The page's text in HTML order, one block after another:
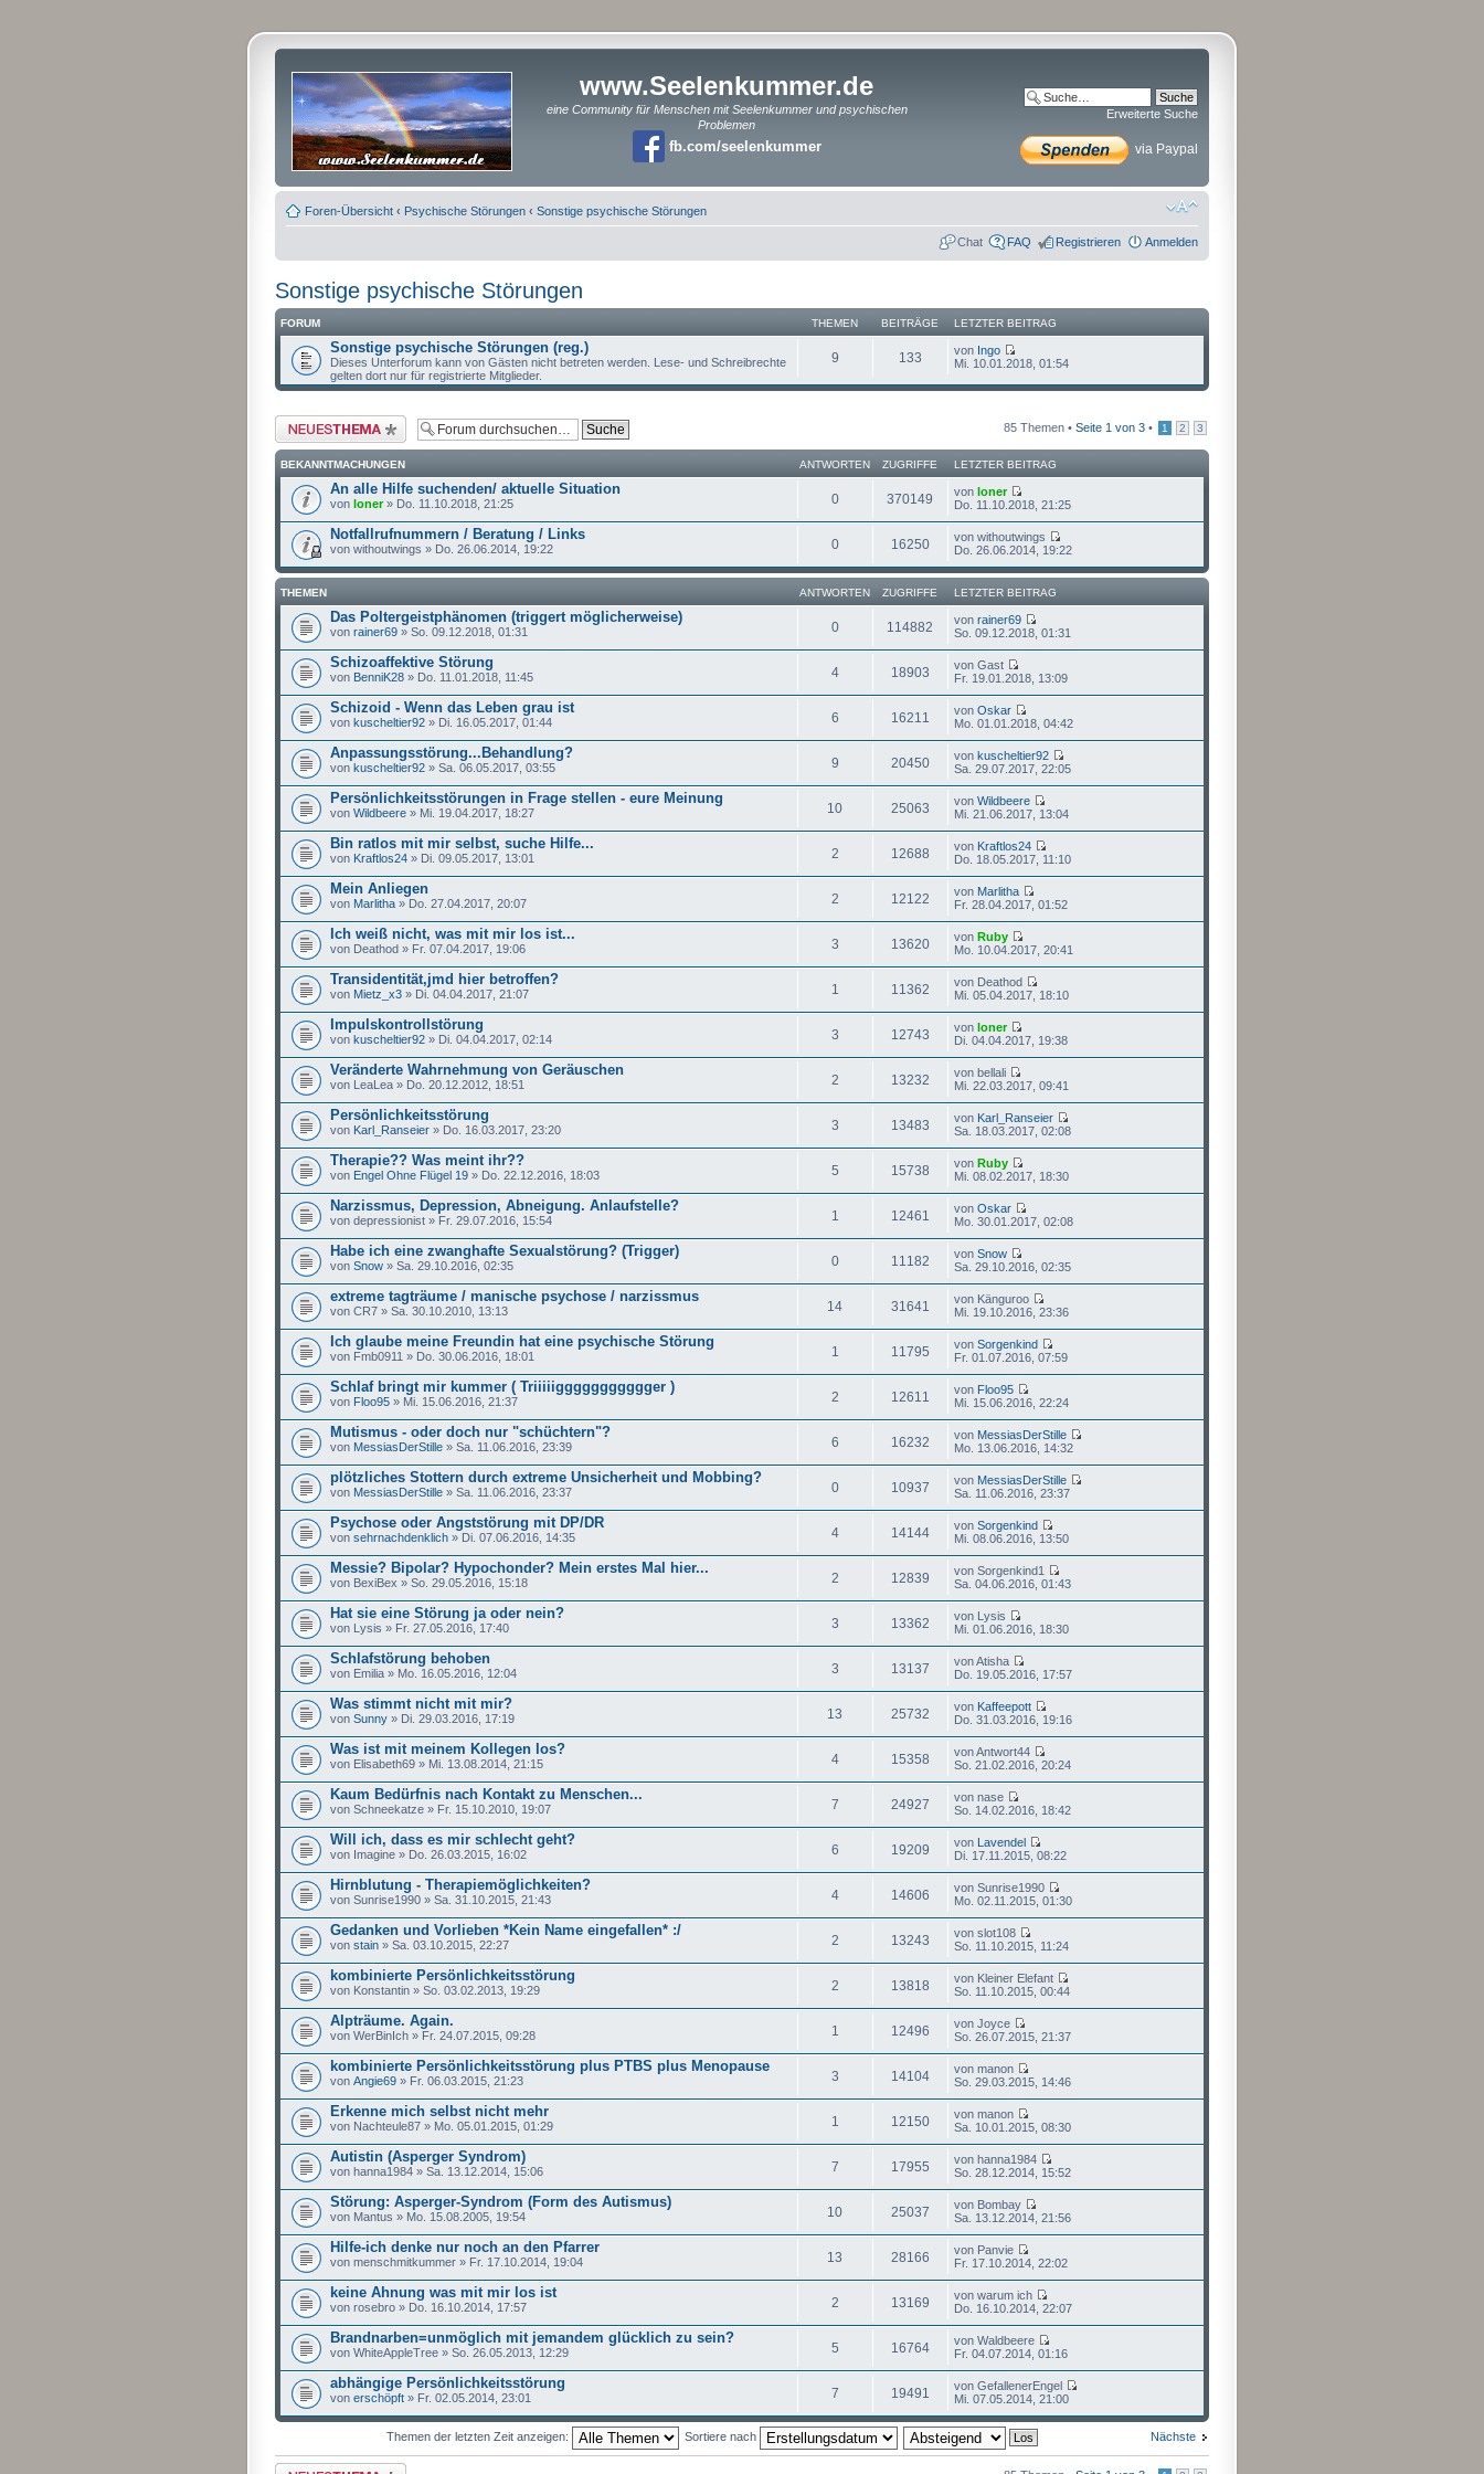
www.Seelenkummer.de
eine Community für Menschen mit Seelenkummer und psychischen
Problemen
fb.com/seelenkummer
Erweiterte Suche
via Paypal
Foren-Übersicht ‹ Psychische Störungen ‹ Sonstige psychische Störungen
Chat FAQ Registrieren Anmelden
Sonstige psychische Störungen
FORUM THEMEN BEITRÄGE LETZTER BEITRAG
Sonstige psychische Störungen (reg.)
Dieses Unterforum kann von Gästen nicht betreten werden. Lese- und Schreibrechte
gelten dort nur für registrierte Mitglieder.
9 133 von Ingo
Mi. 10.01.2018, 01:54
Neues Thema erstellen 85 Themen • Seite 1 von 3 • 1 2 3
BEKANNTMACHUNGEN ANTWORTEN ZUGRIFFE LETZTER BEITRAG
An alle Hilfe suchenden/ aktuelle Situation
von loner» Do. 11.10.2018, 21:25 0 370149 von loner
Do. 11.10.2018, 21:25
Notfallrufnummern / Beratung / Links
von withoutwings » Do. 26.06.2014, 19:22 0 16250
von withoutwings
Do. 26.06.2014, 19:22
THEMEN ANTWORTEN ZUGRIFFE LETZTER BEITRAG
Das Poltergeistphänomen (triggert möglicherweise)
von rainer69 » So. 09.12.2018, 01:31 0 114882 von rainer69
So. 09.12.2018, 01:31
Schizoaffektive Störung
von BenniK28 » Do. 11.01.2018, 11:45 4 18903
von Gast
Fr. 19.01.2018, 13:09
Schizoid - Wenn das Leben grau ist
von kuscheltier92 » Di. 16.05.2017, 01:44 6 16211 von Oskar
Mo. 01.01.2018, 04:42
Anpassungsstörung...Behandlung?
von kuscheltier92 » Sa. 06.05.2017, 03:55 9 20450 von kuscheltier92
Sa. 29.07.2017, 22:05
Persönlichkeitsstörungen in Frage stellen - eure Meinung
von Wildbeere » Mi. 19.04.2017, 18:27 10 25063 von Wildbeere
Mi. 21.06.2017, 13:04
Bin ratlos mit mir selbst, suche Hilfe...
von Kraftlos24 » Di. 09.05.2017, 13:01 2 12688 von Kraftlos24
Do. 18.05.2017, 11:10
Mein Anliegen
von Marlitha » Do. 27.04.2017, 20:07 2 12122 von Marlitha
Fr. 28.04.2017, 01:52
Ich weiß nicht, was mit mir los ist...
von Deathod » Fr. 07.04.2017, 19:06 3 13620 von Ruby
Mo. 10.04.2017, 20:41
Transidentität,jmd hier betroffen?
von Mietz_x3 » Di. 04.04.2017, 21:07 1 11362
von Deathod
Mi. 05.04.2017, 18:10
Impulskontrollstörung
von kuscheltier92 » Di. 04.04.2017, 02:14 3 12743 von loner
Di. 04.04.2017, 19:38
Veränderte Wahrnehmung von Geräuschen
von LeaLea » Do. 20.12.2012, 18:51 2 13232
von bellali
Mi. 22.03.2017, 09:41
Persönlichkeitsstörung
von Karl_Ranseier » Do. 16.03.2017, 23:20 3 13483 von Karl_Ranseier
Sa. 18.03.2017, 02:08
Therapie?? Was meint ihr??
von Engel Ohne Flügel 19 » Do. 22.12.2016, 18:03 5 15738 von Ruby
Mi. 08.02.2017, 18:30
Narzissmus, Depression, Abneigung. Anlaufstelle?
von depressionist » Fr. 29.07.2016, 15:54 1 12461 von Oskar
Mo. 30.01.2017, 02:08
Habe ich eine zwanghafte Sexualstörung? (Trigger)
von Snow » Sa. 29.10.2016, 02:35 0 11182 von Snow
Sa. 29.10.2016, 02:35
extreme tagträume / manische psychose / narzissmus
von CR7 » Sa. 30.10.2010, 13:13 14 31641
von Känguroo
Mi. 19.10.2016, 23:36
Ich glaube meine Freundin hat eine psychische Störung
von Fmb0911 » Do. 30.06.2016, 18:01 1 11795 von Sorgenkind
Fr. 01.07.2016, 07:59
Schlaf bringt mir kummer ( Triiiiiggggggggggger )
von Floo95 » Mi. 15.06.2016, 21:37 2 12611 von Floo95
Mi. 15.06.2016, 22:24
Mutismus - oder doch nur "schüchtern"?
von MessiasDerStille » Sa. 11.06.2016, 23:39 6 16232 von MessiasDerStille
Mo. 13.06.2016, 14:32
plötzliches Stottern durch extreme Unsicherheit und Mobbing?
von MessiasDerStille » Sa. 11.06.2016, 23:37 0 10937 von MessiasDerStille
Sa. 11.06.2016, 23:37
Psychose oder Angststörung mit DP/DR
von sehrnachdenklich » Di. 07.06.2016, 14:35 4 14144 von Sorgenkind
Mi. 08.06.2016, 13:50
Messie? Bipolar? Hypochonder? Mein erstes Mal hier...
von BexiBex » So. 29.05.2016, 15:18 2 12839
von Sorgenkind1
Sa. 04.06.2016, 01:43
Hat sie eine Störung ja oder nein?
von Lysis » Fr. 27.05.2016, 17:40 3 13362
von Lysis
Mi. 01.06.2016, 18:30
Schlafstörung behoben
von Emilia » Mo. 16.05.2016, 12:04 3 13137
von Atisha
Do. 19.05.2016, 17:57
Was stimmt nicht mit mir?
von Sunny » Di. 29.03.2016, 17:19 13 25732 von Kaffeepott
Do. 31.03.2016, 19:16
Was ist mit meinem Kollegen los?
von Elisabeth69 » Mi. 13.08.2014, 21:15 4 15358
von Antwort44
So. 21.02.2016, 20:24
Kaum Bedürfnis nach Kontakt zu Menschen...
von Schneekatze » Fr. 15.10.2010, 19:07 7 24927
von nase
So. 14.02.2016, 18:42
Will ich, dass es mir schlecht geht?
von Imagine » Do. 26.03.2015, 16:02 6 19209 von Lavendel
Di. 17.11.2015, 08:22
Hirnblutung - Therapiemöglichkeiten?
von Sunrise1990 » Sa. 31.10.2015, 21:43 4 14606
von Sunrise1990
Mo. 02.11.2015, 01:30
Gedanken und Vorlieben *Kein Name eingefallen* :/
von stain » Sa. 03.10.2015, 22:27 2 13243
von slot108
So. 11.10.2015, 11:24
kombinierte Persönlichkeitsstörung
von Konstantin » So. 03.02.2013, 19:29 2 13818
von Kleiner Elefant
So. 11.10.2015, 00:44
Alpträume. Again.
von WerBinIch » Fr. 24.07.2015, 09:28 1 12496
von Joyce
So. 26.07.2015, 21:37
kombinierte Persönlichkeitsstörung plus PTBS plus Menopause
von Angie69 » Fr. 06.03.2015, 21:23 3 14104
von manon
So. 29.03.2015, 14:46
Erkenne mich selbst nicht mehr
von Nachteule87 » Mo. 05.01.2015, 01:29 1 12150
von manon
Sa. 10.01.2015, 08:30
Autistin (Asperger Syndrom)
von hanna1984 » Sa. 13.12.2014, 15:06 7 17955
von hanna1984
So. 28.12.2014, 15:52
Störung: Asperger-Syndrom (Form des Autismus)
von Mantus » Mo. 15.08.2005, 19:54 10 25037
von Bombay
Sa. 13.12.2014, 21:56
Hilfe-ich denke nur noch an den Pfarrer
von menschmitkummer » Fr. 17.10.2014, 19:04 13 28166
von Panvie
Fr. 17.10.2014, 22:02
keine Ahnung was mit mir los ist
von rosebro » Do. 16.10.2014, 17:57 2 13169
von warum ich
Do. 16.10.2014, 22:07
Brandnarben=unmöglich mit jemandem glücklich zu sein?
von WhiteAppleTree » So. 26.05.2013, 12:29 5 16764
von Waldbeere
Fr. 04.07.2014, 01:16
abhängige Persönlichkeitsstörung
von erschöpft » Fr. 02.05.2014, 23:01 7 19491
von GefallenerEngel
Mi. 07.05.2014, 21:00
Nächste
Themen der letzten Zeit anzeigen: Sortiere nach
Neues Thema erstellen